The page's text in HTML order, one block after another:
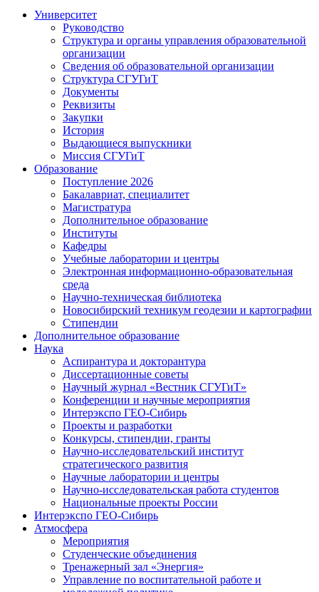
Университет
Руководство
Структура и органы управления образовательной
организации
Сведения об образовательной организации
Структура СГУГиТ
Документы
Реквизиты
Закупки
История
Выдающиеся выпускники
Миссия СГУГиТ
Образование
Поступление 2026
Бакалавриат, специалитет
Магистратура
Дополнительное образование
Институты
Кафедры
Учебные лаборатории и центры
Электронная информационно-образовательная
среда
Научно-техническая библиотека
Новосибирский техникум геодезии и картографии
Стипендии
Дополнительное образование
Наука
Аспирантура и докторантура
Диссертационные советы
Научный журнал «Вестник СГУГиТ»
Конференции и научные мероприятия
Интерэкспо ГЕО-Сибирь
Проекты и разработки
Конкурсы, стипендии, гранты
Научно-исследовательский институт
стратегического развития
Научные лаборатории и центры
Научно-исследовательская работа студентов
Национальные проекты России
Интерэкспо ГЕО-Сибирь
Атмосфера
Мероприятия
Студенческие объединения
Тренажерный зал «Энергия»
Управление по воспитательной работе и